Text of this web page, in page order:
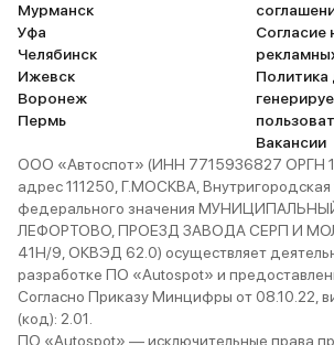
Мурманск
Уфа
Челябинск
Ижевск
Воронеж
Пермь
Согласие
Политика
Вакансии
ООО «Автоспот» (ИНН 7715936827 ОРГН
адрес 111250, Г.МОСКВА,
федерального значения
ЛЕФОРТОВО, ПРОЕЗД ЗАВОДА СЕРП И
41Н/9, ОКВЭД 62.0) осуществляет
разработке ПО «Autospot» и
Согласно Приказу Минцифры от 08.10.22,
(код): 2.01.
ПО «Autospot» — исключительные права